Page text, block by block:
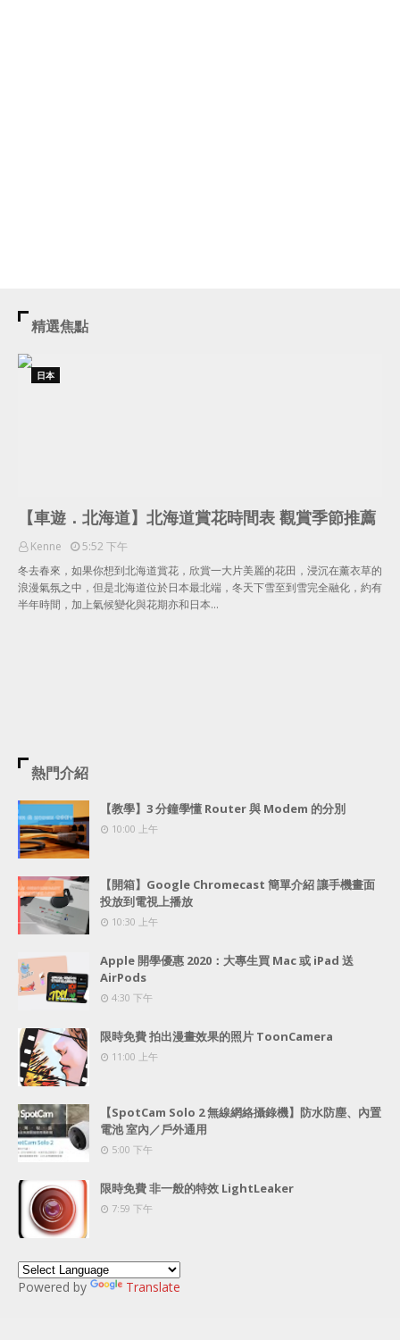
精選焦點
日本
【車遊．北海道】北海道賞花時間表 觀賞季節推薦
Kenne
5:52 下午
冬去春來，如果你想到北海道賞花，欣賞一大片美麗的花田，浸沉在薰衣草的
浪漫氣氛之中，但是北海道位於日本最北端，冬天下雪至到雪完全融化，約有
半年時間，加上氣候變化與花期亦和日本…
熱門介紹
【教學】3 分鐘學懂 Router 與 Modem 的分別
10:00 上午
【開箱】Google Chromecast 簡單介紹 讓手機畫面
投放到電視上播放
10:30 上午
Apple 開學優惠 2020：大專生買 Mac 或 iPad 送
AirPods
4:30 下午
限時免費 拍出漫畫效果的照片 ToonCamera
11:00 上午
【SpotCam Solo 2 無線網絡攝錄機】防水防塵、內置
電池 室內／戶外通用
5:00 下午
限時免費 非一般的特效 LightLeaker
7:59 下午
Powered by Translate